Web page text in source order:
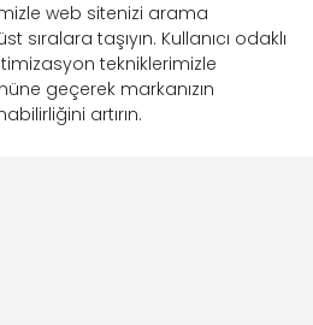
web sitenizi arama
sıralara taşıyın. Kullanıcı odaklı
tekniklerimizle
geçerek markanızın
artırın.